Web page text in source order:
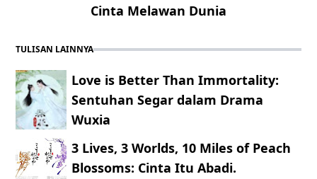
Cinta Melawan Dunia
TULISAN LAINNYA
Love is Better Than Immortality:
Sentuhan Segar dalam Drama
Wuxia
3 Lives, 3 Worlds, 10 Miles of Peach
Blossoms: Cinta Itu Abadi.